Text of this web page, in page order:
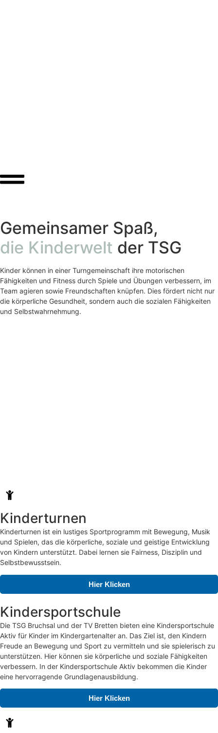
Gemeinsamer Spaß,
die Kinderwelt der TSG
Kinder können in einer Turngemeinschaft ihre motorischen
Fähigkeiten und Fitness durch Spiele und Übungen verbessern, im
Team agieren sowie Freundschaften knüpfen. Dies fördert nicht nur
die körperliche Gesundheit, sondern auch die sozialen Fähigkeiten
und Selbstwahrnehmung.
Kinderturnen
Kinderturnen ist ein lustiges Sportprogramm mit Bewegung, Musik
und Spielen, das die körperliche, soziale und geistige Entwicklung
von Kindern unterstützt. Dabei lernen sie Fairness, Disziplin und
Selbstbewusstsein.
Hier Klicken
Kindersportschule
Die TSG Bruchsal und der TV Bretten bieten eine Kindersportschule
Aktiv für Kinder im Kindergartenalter an. Das Ziel ist, den Kindern
Freude an Bewegung und Sport zu vermitteln und sie spielerisch zu
unterstützen. Hier können sie körperliche und soziale Fähigkeiten
verbessern. In der Kindersportschule Aktiv bekommen die Kinder
eine hervorragende Grundlagenausbildung.
Hier Klicken